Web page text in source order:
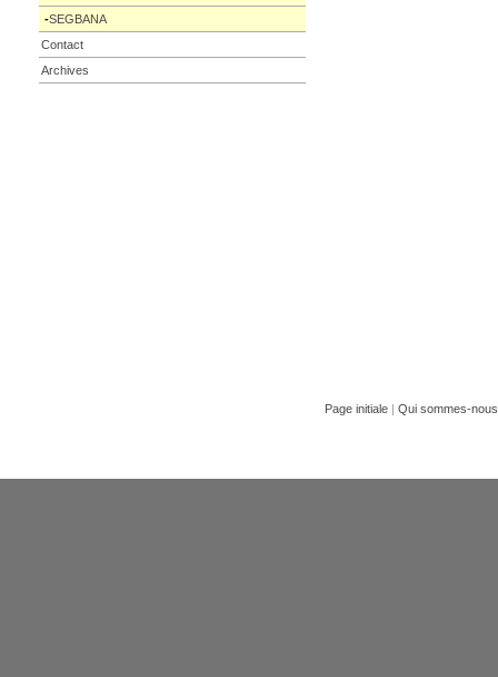
-SEGBANA
Contact
Archives
Page initiale | Qui sommes-nous